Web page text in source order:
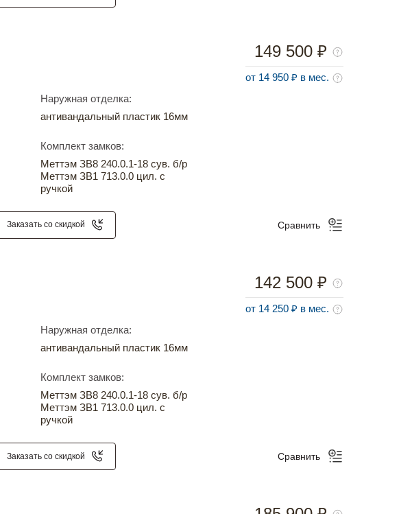
Наружная отделка:
антивандальный пластик 16мм
Комплект замков:
Меттэм ЗВ8 240.0.1-18 сув. б/р
Меттэм ЗВ1 713.0.0 цил. с
ручкой
149 500 ₽
от 14 950 ₽ в мес.
Заказать со скидкой Сравнить
Наружная отделка:
антивандальный пластик 16мм
Комплект замков:
Меттэм ЗВ8 240.0.1-18 сув. б/р
Меттэм ЗВ1 713.0.0 цил. с
ручкой
142 500 ₽
от 14 250 ₽ в мес.
Заказать со скидкой Сравнить